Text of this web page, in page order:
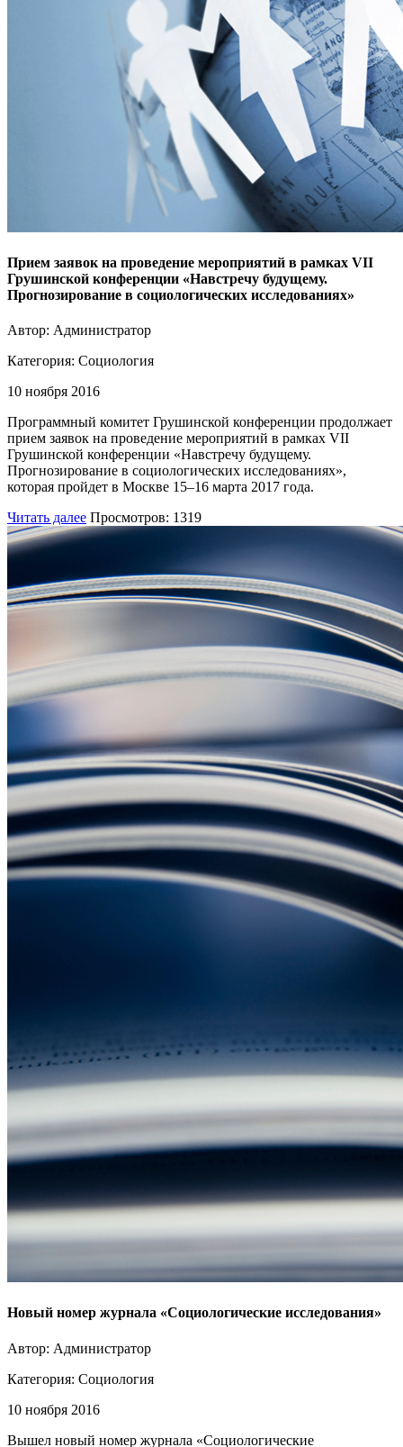
Прием заявок на проведение мероприятий в рамках VII
Грушинской конференции «Навстречу будущему.
Прогнозирование в социологических исследованиях»
Автор: Администратор
Категория: Социология
10 ноября 2016
Программный комитет Грушинской конференции продолжает
прием заявок на проведение мероприятий в рамках VII
Грушинской конференции «Навстречу будущему.
Прогнозирование в социологических исследованиях»,
которая пройдет в Москве 15–16 марта 2017 года.
Читать далее Просмотров: 1319
Новый номер журнала «Социологические исследования»
Автор: Администратор
Категория: Социология
10 ноября 2016
Вышел новый номер журнала «Социологические